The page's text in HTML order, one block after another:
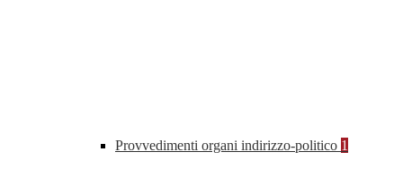
Provvedimenti organi indirizzo-politico 1